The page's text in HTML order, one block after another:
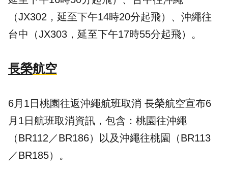
（JX302，延至下午14時20分起飛）、沖繩往
台中（JX303，延至下午17時55分起飛）。
長榮航空
6月1日桃園往返沖繩航班取消 長榮航空宣布6
月1日航班取消資訊，包含：桃園往沖繩
（BR112／BR186）以及沖繩往桃園（BR113
／BR185）。